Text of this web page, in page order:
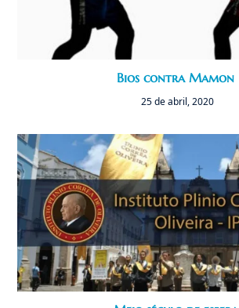
Bios contra Mamon
25 de abril, 2020